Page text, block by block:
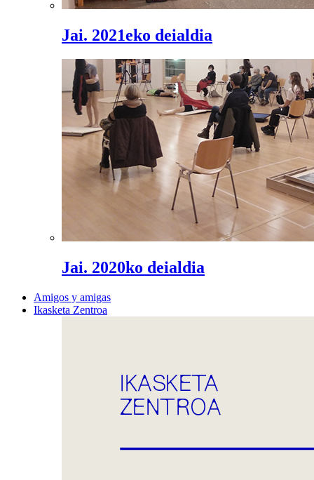
Jai. 2021eko deialdia
Jai. 2020ko deialdia
Amigos y amigas
Ikasketa Zentroa